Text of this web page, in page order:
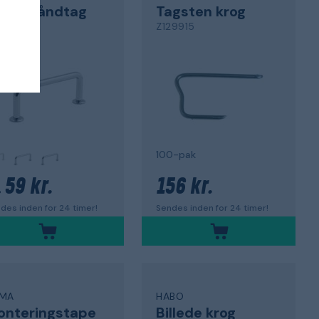
59 kr.
inden for 24 timer!
Tagsten krog
Z129915
100-pak
156 kr.
Sendes inden for 24 timer!
HABO
Billede krog